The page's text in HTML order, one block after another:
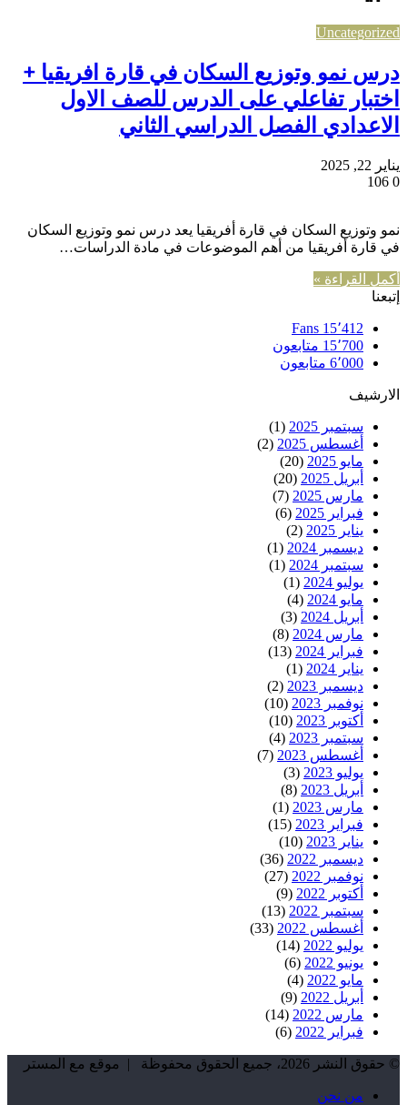
Uncategorized
درس نمو وتوزيع السكان في قارة افريقيا +
اختبار تفاعلي على الدرس للصف الاول
الاعدادي الفصل الدراسي الثاني
يناير 22, 2025
0
نمو وتوزيع السكان في قارة أفريقيا يعد درس نمو وتوزيع السكان
في قارة أفريقيا من أهم الموضوعات في مادة الدراسات…
أكمل القراءة »
إتبعنا
15٬412 Fans
15٬700 متابعون
6٬000 متابعون
الارشيف
سبتمبر 2025
(1)
أغسطس 2025
(2)
مايو 2025
(20)
أبريل 2025
(20)
مارس 2025
(7)
فبراير 2025
(6)
يناير 2025
(2)
ديسمبر 2024
(1)
سبتمبر 2024
(1)
يوليو 2024
(1)
مايو 2024
(4)
أبريل 2024
(3)
مارس 2024
(8)
فبراير 2024
(13)
يناير 2024
(1)
ديسمبر 2023
(2)
نوفمبر 2023
(10)
أكتوبر 2023
(10)
سبتمبر 2023
(4)
أغسطس 2023
(7)
يوليو 2023
(3)
أبريل 2023
(8)
مارس 2023
(1)
فبراير 2023
(15)
يناير 2023
(10)
ديسمبر 2022
(36)
نوفمبر 2022
(27)
أكتوبر 2022
(9)
سبتمبر 2022
(13)
أغسطس 2022
(33)
يوليو 2022
(14)
يونيو 2022
(6)
مايو 2022
(4)
أبريل 2022
(9)
مارس 2022
(14)
فبراير 2022
(6)
© حقوق النشر 2026، جميع الحقوق محفوظة | موقع مع المستر
من نحن